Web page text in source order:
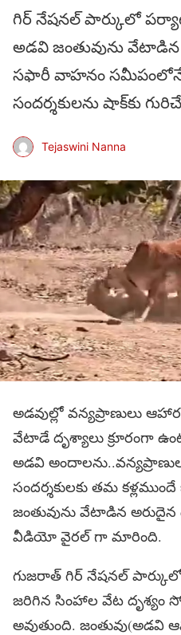
గిర్ నేషనల్ పార్కులో
అడవి జంతువును
సఫారీ వాహనం
సందర్శకులను షాక్‌కు
Tejaswini Nanna
అడవుల్లో వన్యప్రాణులు
వేటాడే దృశ్యాలు
అడవి
సందర్శకులకు తమ
జంతువును వేటాడిన అరుదైన
వీడియో వైరల్ గా మారింది.
గుజరాత్ గిర్ నేషనల్ పార్కులో
జరిగిన సింహాల వేట
అవుతుంది. జంతువు(అడవి